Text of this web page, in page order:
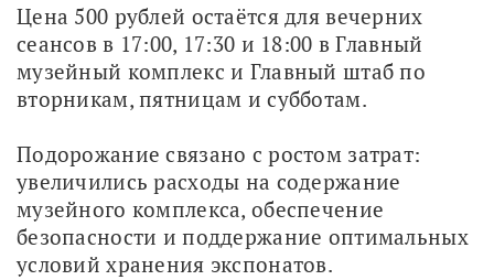
Цена 500 рублей остаётся для вечерних
сеансов в 17:00, 17:30 и 18:00 в Главный
музейный комплекс и Главный штаб по
вторникам, пятницам и субботам.
Подорожание связано с ростом затрат:
увеличились расходы на содержание
музейного комплекса, обеспечение
безопасности и поддержание оптимальных
условий хранения экспонатов.